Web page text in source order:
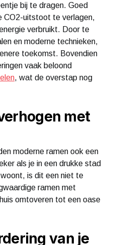
bij te dragen. Goed
CO2-uitstoot te verlagen,
verbruikt. Door te
en moderne technieken,
toekomst. Bovendien
vaak beloond
, wat de overstap nog
met
moderne ramen ook een
als je in een drukke stad
is dit een niet te
ramen met
omtoveren tot een oase
van je